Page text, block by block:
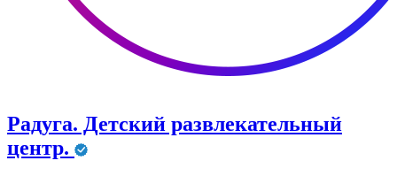
Радуга. Детский развлекательный
центр.